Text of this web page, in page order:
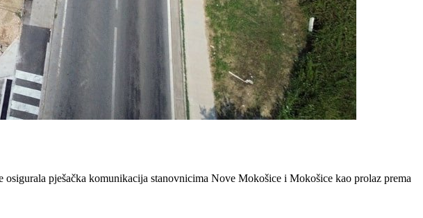
pješačka komunikacija stanovnicima Nove Mokošice i Mokošice kao prolaz prema